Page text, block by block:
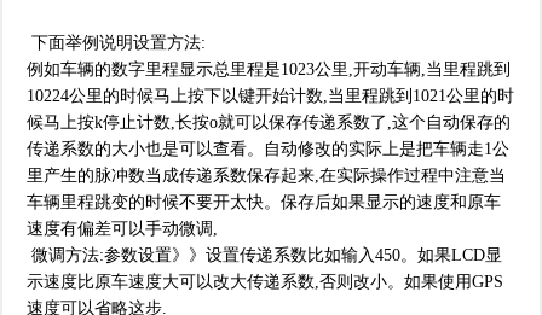
下面举例说明设置方法:
例如车辆的数字里程显示总里程是1023公里,开动车辆,当里程跳到
10224公里的时候马上按下以键开始计数,当里程跳到1021公里的时
候马上按k停止计数,长按o就可以保存传递系数了,这个自动保存的
传递系数的大小也是可以查看。自动修改的实际上是把车辆走1公
里产生的脉冲数当成传递系数保存起来,在实际操作过程中注意当
车辆里程跳变的时候不要开太快。保存后如果显示的速度和原车
速度有偏差可以手动微调,
微调方法:参数设置》》设置传递系数比如输入450。如果LCD显
示速度比原车速度大可以改大传递系数,否则改小。如果使用GPS
速度可以省略这步.